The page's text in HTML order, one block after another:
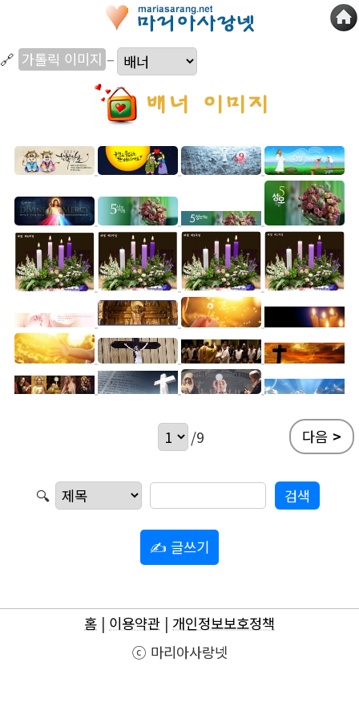
🔗 가톨릭 이미지 –
/9 다음 >
🔍
✍ 글쓰기
홈 | 이용약관 | 개인정보보호정책
ⓒ 마리아사랑넷